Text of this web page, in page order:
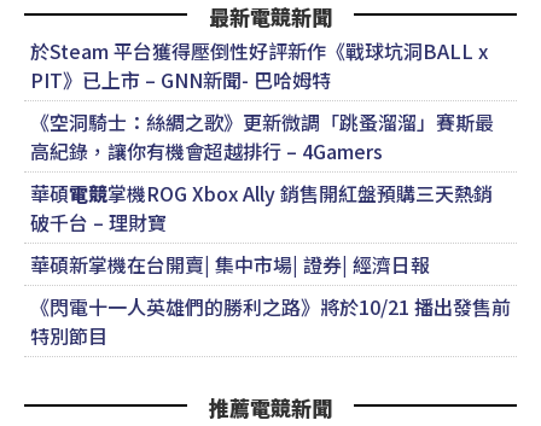
最新電競新聞
於Steam 平台獲得壓倒性好評新作《戰球坑洞BALL x
PIT》已上市 – GNN新聞- 巴哈姆特
《空洞騎士：絲綢之歌》更新微調「跳蚤溜溜」賽斯最
高紀錄，讓你有機會超越排行 – 4Gamers
華碩電競掌機ROG Xbox Ally 銷售開紅盤預購三天熱銷
破千台 – 理財寶
華碩新掌機在台開賣| 集中市場| 證券| 經濟日報
《閃電十一人英雄們的勝利之路》將於10/21 播出發售前
特別節目
推薦電競新聞